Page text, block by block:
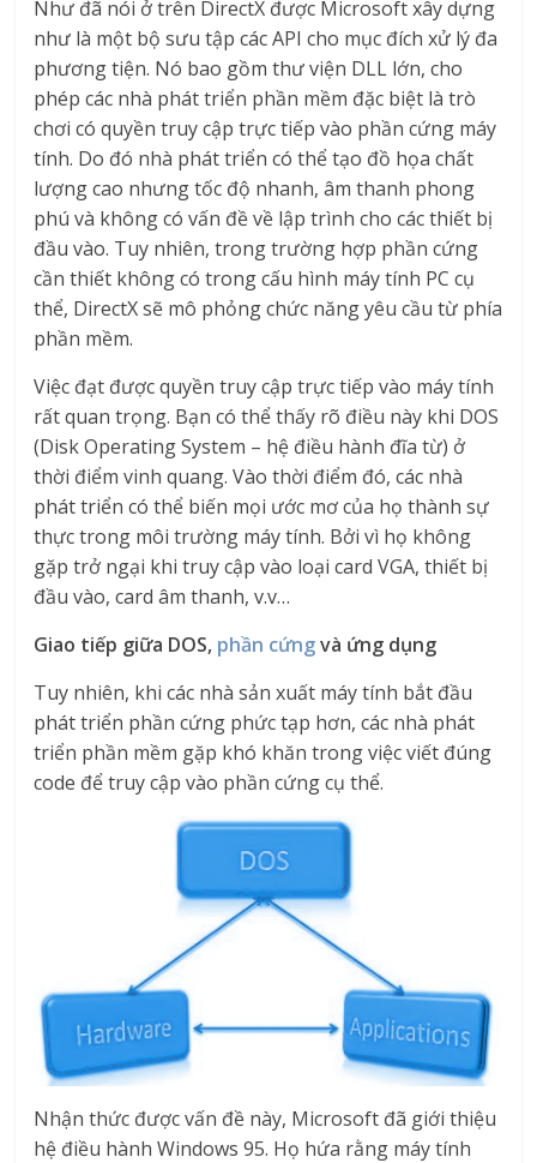
Như đã nói ở trên DirectX được Microsoft xây dựng
như là một bộ sưu tập các API cho mục đích xử lý đa
phương tiện. Nó bao gồm thư viện DLL lớn, cho
phép các nhà phát triển phần mềm đặc biệt là trò
chơi có quyền truy cập trực tiếp vào phần cứng máy
tính. Do đó nhà phát triển có thể tạo đồ họa chất
lượng cao nhưng tốc độ nhanh, âm thanh phong
phú và không có vấn đề về lập trình cho các thiết bị
đầu vào. Tuy nhiên, trong trường hợp phần cứng
cần thiết không có trong cấu hình máy tính PC cụ
thể, DirectX sẽ mô phỏng chức năng yêu cầu từ phía
phần mềm.
Việc đạt được quyền truy cập trực tiếp vào máy tính
rất quan trọng. Bạn có thể thấy rõ điều này khi DOS
(Disk Operating System – hệ điều hành đĩa từ) ở
thời điểm vinh quang. Vào thời điểm đó, các nhà
phát triển có thể biến mọi ước mơ của họ thành sự
thực trong môi trường máy tính. Bởi vì họ không
gặp trở ngại khi truy cập vào loại card VGA, thiết bị
đầu vào, card âm thanh, v.v…
Giao tiếp giữa DOS, phần cứngvà ứng dụng
Tuy nhiên, khi các nhà sản xuất máy tính bắt đầu
phát triển phần cứng phức tạp hơn, các nhà phát
triển phần mềm gặp khó khăn trong việc viết đúng
code để truy cập vào phần cứng cụ thể.
Nhận thức được vấn đề này, Microsoft đã giới thiệu
hệ điều hành Windows 95. Họ hứa rằng máy tính